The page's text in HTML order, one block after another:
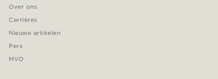
Over ons
Carrières
Nieuwe artikelen
Pers
MVO